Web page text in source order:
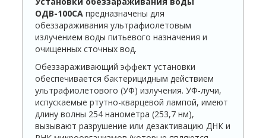
ОДВ-100СА предназначены для
обеззараживания ультрафиолетовым
излучением воды питьевого назначения и
очищенных сточных вод.
Обеззараживающий эффект установки
обеспечивается бактерицидным действием
ультрафиолетового (УФ) излучения. УФ-лучи,
испускаемые ртутно-кварцевой лампой, имеют
длину волны 254 нанометра (253,7 нм),
вызывают разрушение или дезактивацию ДНК и